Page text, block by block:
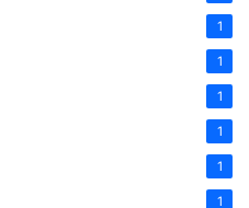
1
1
1
1
1
1